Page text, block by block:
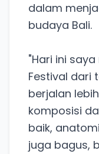
dalam
budaya Bali.
"Hari ini
Festival dari
berjalan
komposisi
baik,
juga bagus,